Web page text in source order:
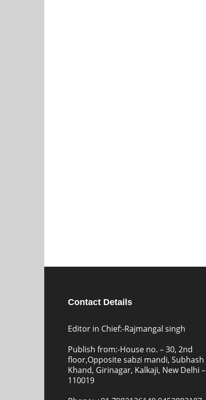
Contact Details
Editor in Chief:-Rajmangal singh
Publish from:-House no. – 30, 2nd
floor,Opposite sabzi mandi, Subhash
Khand, Girinagar, Kalkaji, New Delhi –
110019